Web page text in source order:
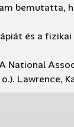
bemutatta,
és a
A National
o.). Lawrence,